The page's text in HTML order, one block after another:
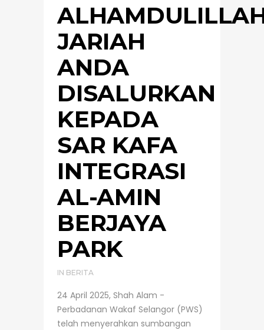
JARIAH
ANDA
DISALURKAN
KEPADA
SAR KAFA
INTEGRASI
AL-AMIN
BERJAYA
PARK
IN BERITA
24 April 2025, Shah Alam -
Perbadanan Wakaf Selangor (PWS)
telah menyerahkan sumbangan